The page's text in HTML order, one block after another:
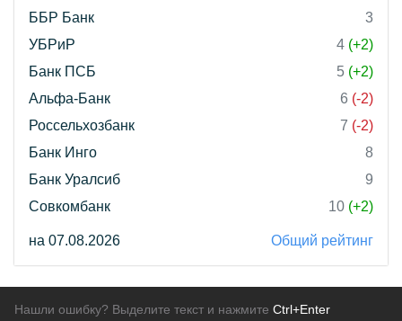
ББР Банк
3
УБРиР
4 (+2)
Банк ПСБ
5 (+2)
Альфа-Банк
6 (-2)
Россельхозбанк
7 (-2)
Банк Инго
8
Банк Уралсиб
9
Совкомбанк
10 (+2)
на 07.08.2026 Общий рейтинг
Нашли ошибку? Выделите текст и нажмите Ctrl+Enter